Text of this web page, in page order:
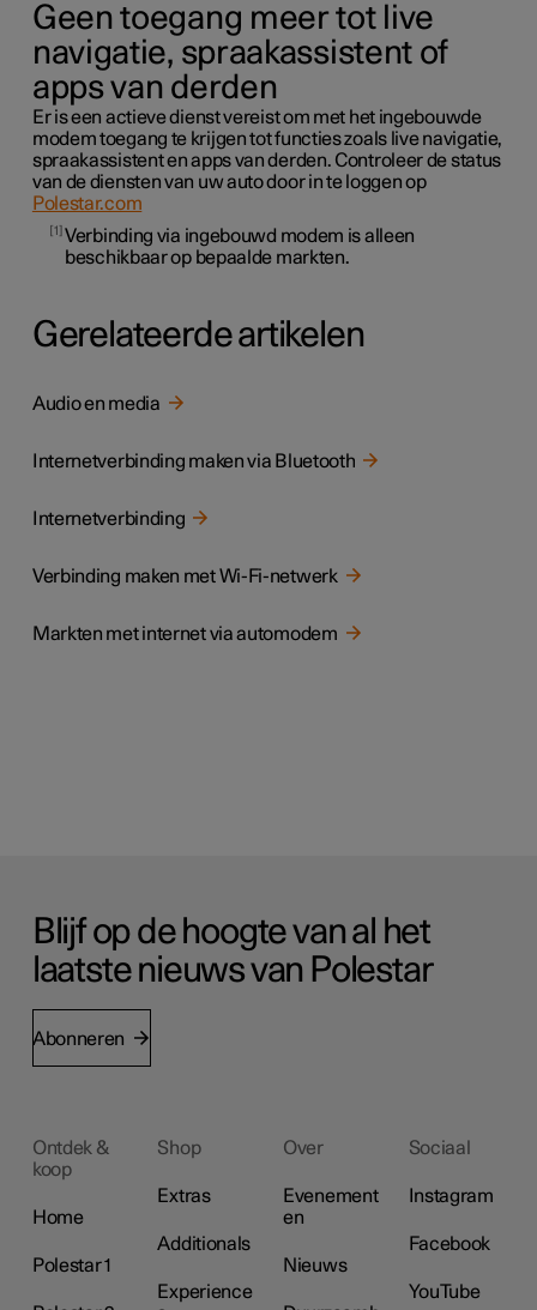
Geen toegang meer tot live
navigatie, spraakassistent of
apps van derden
Er is een actieve dienst vereist om met het ingebouwde
modem toegang te krijgen tot functies zoals live navigatie,
spraakassistent en apps van derden. Controleer de status
van de diensten van uw auto door in te loggen op
Polestar.com
1 Verbinding via ingebouwd modem is alleen
beschikbaar op bepaalde markten.
Gerelateerde artikelen
Audio en media
Internetverbinding maken via Bluetooth
Internetverbinding
Verbinding maken met Wi-Fi-netwerk
Markten met internet via automodem
Blijf op de hoogte van al het
laatste nieuws van Polestar
Abonneren
Ontdek &
koop
Home
Polestar 1
Shop
Extras
Additionals
Experience
Over
Evenement
en
Nieuws
Sociaal
Instagram
Facebook
YouTube